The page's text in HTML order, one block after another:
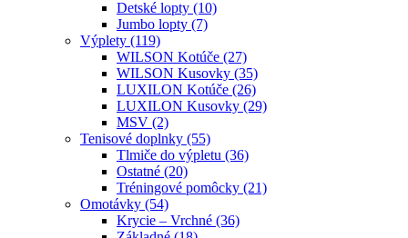
Detské lopty (10)
Jumbo lopty (7)
Výplety (119)
WILSON Kotúče (27)
WILSON Kusovky (35)
LUXILON Kotúče (26)
LUXILON Kusovky (29)
MSV (2)
Tenisové doplnky (55)
Tlmiče do výpletu (36)
Ostatné (20)
Tréningové pomôcky (21)
Omotávky (54)
Krycie – Vrchné (36)